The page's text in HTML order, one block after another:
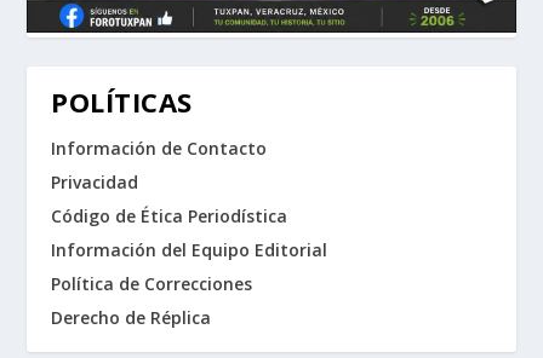
POLÍTICAS
Información de Contacto
Privacidad
Código de Ética Periodística
Información del Equipo Editorial
Política de Correcciones
Derecho de Réplica